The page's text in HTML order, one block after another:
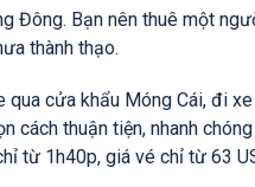
Đông. Bạn nên thuê một
thành thạo.
qua cửa khẩu Móng Cái, đi
cách thuận tiện, nhanh
từ 1h40p, giá vé chỉ từ 63